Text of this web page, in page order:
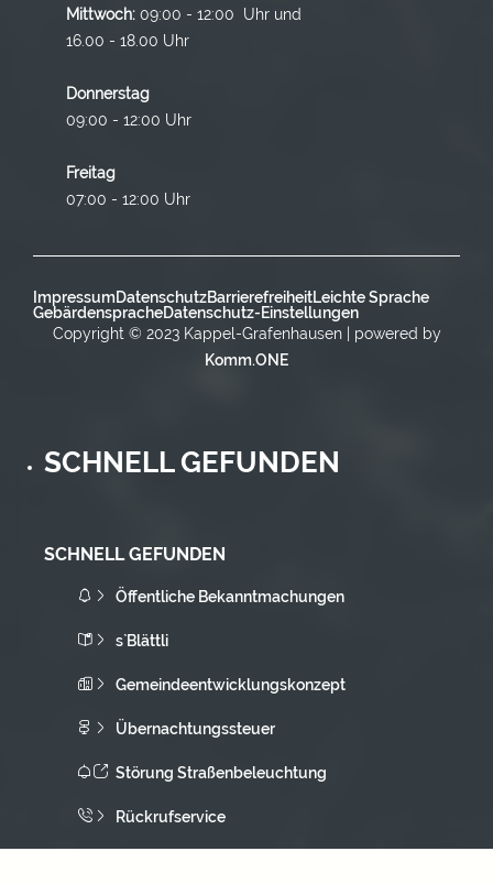
Mittwoch: 09:00 - 12:00 Uhr und
16.00 - 18.00 Uhr
Donnerstag
09:00 - 12:00 Uhr
Freitag
07:00 - 12:00 Uhr
ImpressumDatenschutzBarrierefreiheitLeichte Sprache
GebärdenspracheDatenschutz-Einstellungen
Copyright © 2023 Kappel-Grafenhausen | powered by
Komm.ONE
SCHNELL GEFUNDEN
SCHNELL GEFUNDEN
Öffentliche Bekanntmachungen
s`Blättli
Gemeindeentwicklungskonzept
Übernachtungssteuer
Störung Straßenbeleuchtung
Rückrufservice